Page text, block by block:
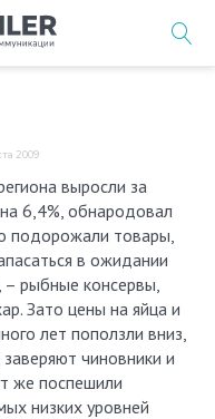
2009
6,4%, обнародовал
подорожали товары,
в ожидании
– рыбные консервы,
Зато цены на яйца и
лет поползли вниз,
чиновники и
же поспешили
низких уровней